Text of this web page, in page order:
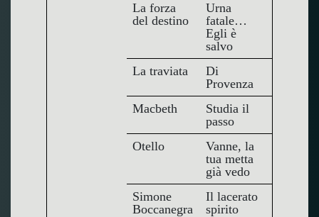
La forza
del destino
Urna
fatale…
Egli è
salvo
La traviata
Di
Provenza
Macbeth
Studia il
passo
Otello
Vanne, la
tua metta
già vedo
Simone
Boccanegra
Il lacerato
spirito